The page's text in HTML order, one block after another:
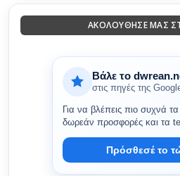
ΑΚΟΛΟΎΘΗΣΈ ΜΑΣ
Βάλε το
στις πηγές της
Για να βλέπεις πιο συχνά
δωρεάν προσφορές και τα
Πρόσθεσέ το